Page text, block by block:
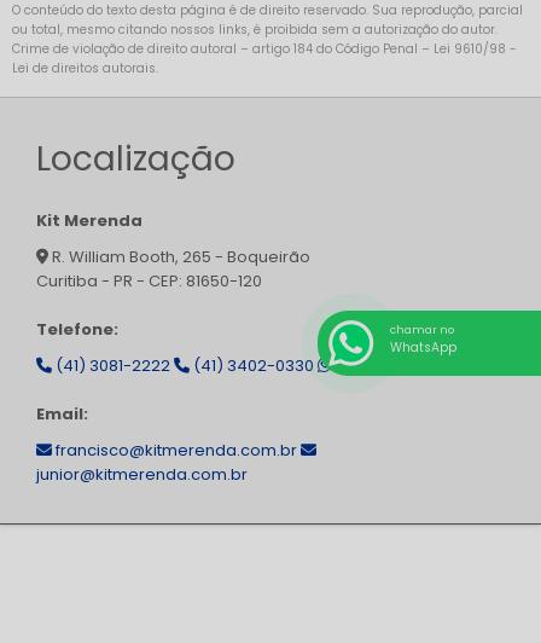
O conteúdo do texto desta página é de direito reservado. Sua reprodução, parcial
ou total, mesmo citando nossos links, é proibida sem a autorização do autor.
Crime de violação de direito autoral – artigo 184 do Código Penal – Lei 9610/98 -
Lei de direitos autorais.
Localização
Kit Merenda
R. William Booth, 265 - Boqueirão
Curitiba - PR - CEP: 81650-120
Telefone:
(41) 3081-2222
(41) 3402-0330 (41) 99129-5611
Email:
francisco@kitmerenda.com.br
junior@kitmerenda.com.br
chamar no
WhatsApp